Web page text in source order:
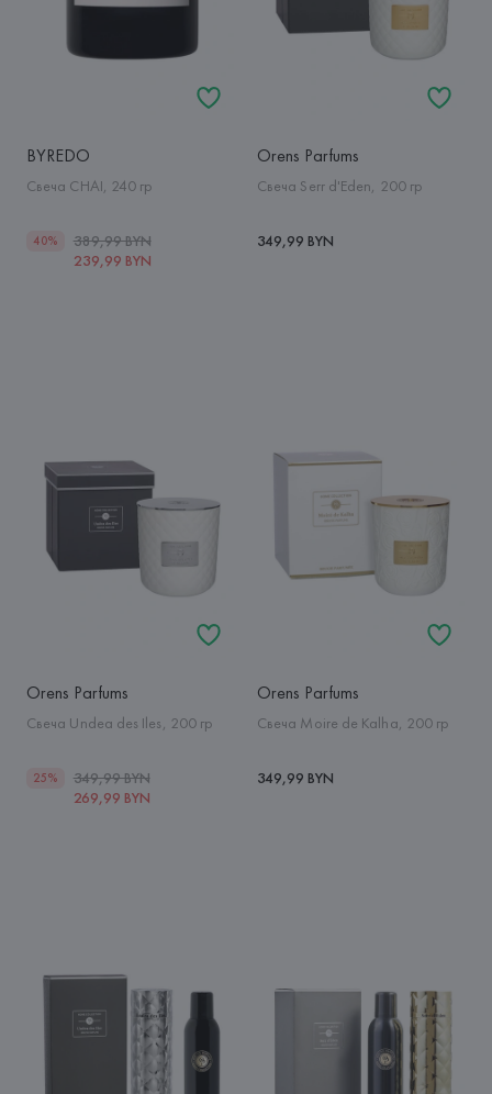
BYREDO
Свеча CHAI, 240 гр
40%
389,99 BYN
239,99 BYN
Orens Parfums
Свеча Serr d'Eden, 200 гр
349,99 BYN
Orens Parfums
Свеча Undea des Iles, 200 гр
25%
349,99 BYN
269,99 BYN
Orens Parfums
Свеча Moire de Kalha, 200 гр
349,99 BYN